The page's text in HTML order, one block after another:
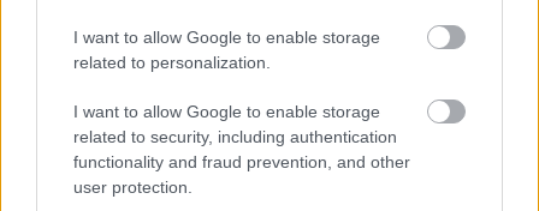
I want to allow Google to enable storage
related to personalization.
I want to allow Google to enable storage
related to security, including authentication
functionality and fraud prevention, and other
user protection.